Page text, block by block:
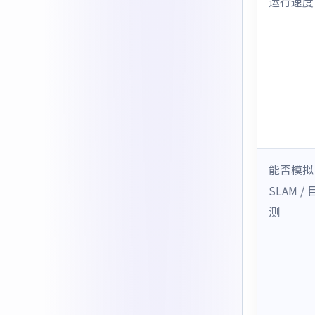
能否模拟
SLAM /
测